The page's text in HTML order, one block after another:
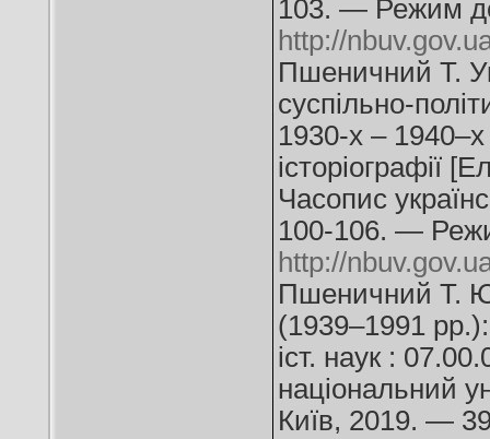
103. — Режим
http://
Пшеничний Т.
суспільно-
1930-х – 1940–х
історіографії
Часопис
100-106. —
http://
Пшеничний Т. Ю.
(1939–1991
іст. наук :
національний
Київ, 2019. —